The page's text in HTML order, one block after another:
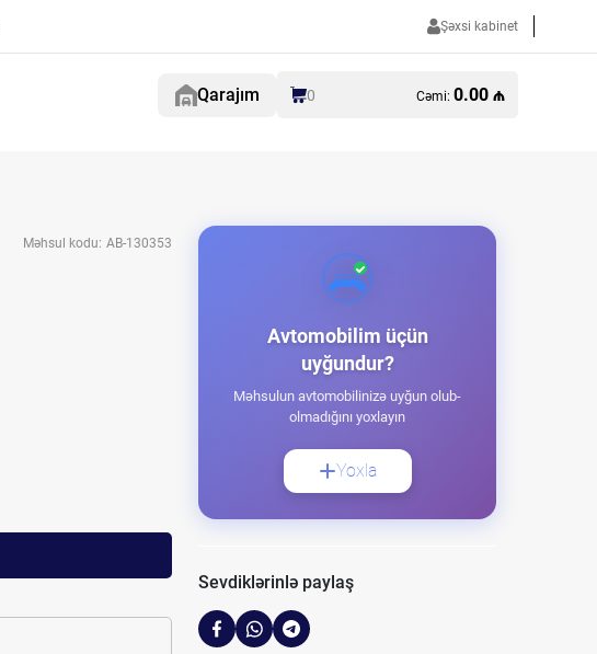
Şəxsi kabinet
Qarajım 0 Cəmi: 0.00 ₼
Məhsul kodu: AB-130353
Avtomobilim üçün
uyğundur?
Məhsulun avtomobilinizə uyğun olub-
olmadığını yoxlayın
Yoxla
Sevdiklərinlə paylaş